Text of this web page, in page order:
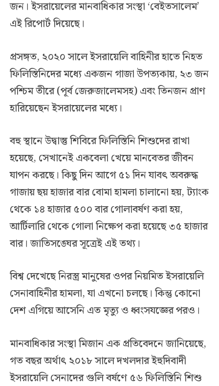
জন। ইসরায়েলের মানবাধিকার সংস্থা ‘বেইতসালেম’
এই রিপোর্ট দিয়েছে।
প্রসঙ্গত, ২০২০ সালে ইসরায়েলি বাহিনীর হাতে নিহত
ফিলিস্তিনিদের মধ্যে একজন গাজা উপত্যকায়, ২৩ জন
পশ্চিম তীরে (পূর্ব জেরুজালেমসহ) এবং তিনজন প্রাণ
হারিয়েছেন ইসরায়েলের মধ্যে।
বহু স্থানে উদ্বাস্তু শিবিরে ফিলিস্তিনি শিশুদের রাখা
হয়েছে, সেখানেই একবেলা খেয়ে মানবেতর জীবন
যাপন করছে। কিছু দিন আগে ৫১ দিন যাবৎ অবরুদ্ধ
গাজায় ছয় হাজার বার বোমা হামলা চালানো হয়, ট্যাংক
থেকে ১৪ হাজার ৫০০ বার গোলাবর্ষণ করা হয়,
আর্টিলারি থেকে গোলা নিক্ষেপ করা হয়েছে ৩৫ হাজার
বার। জাতিসঙ্ঘের সূত্রেই এই তথ্য।
বিশ্ব দেখেছে নিরস্ত্র মানুষের ওপর নিয়মিত ইসরায়েলি
সেনাবাহিনীর হামলা, যা এখনো চলছে। কিন্তু কোনো
দেশ এগিয়ে আসেনি এত মৃত্যু ও ধ্বংসযজ্ঞের পরও।
মানবাধিকার সংস্থা মিজান এক প্রতিবেদনে জানিয়েছে,
গত বছর অর্থাৎ ২০১৮ সালে দখলদার ইহুদিবাদী
ইসরায়েলি সেনাদের গুলি বর্ষণে ৫৬ ফিলিস্তিনি শিশু